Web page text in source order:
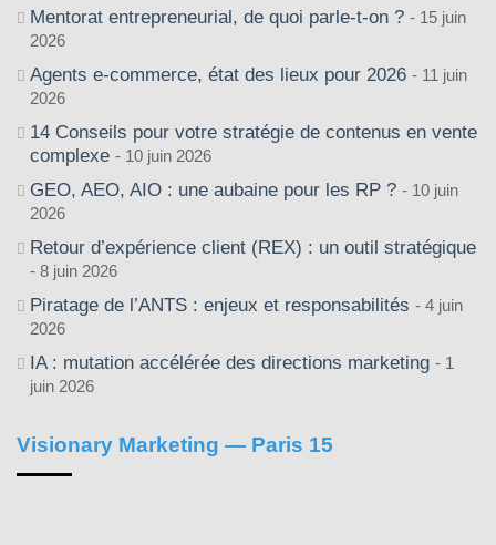
Mentorat entrepreneurial, de quoi parle-t-on ?
15 juin
2026
Agents e-commerce, état des lieux pour 2026
11 juin
2026
14 Conseils pour votre stratégie de contenus en vente
complexe
10 juin 2026
GEO, AEO, AIO : une aubaine pour les RP ?
10 juin
2026
Retour d’expérience client (REX) : un outil stratégique
8 juin 2026
Piratage de l’ANTS : enjeux et responsabilités
4 juin
2026
IA : mutation accélérée des directions marketing
1
juin 2026
Visionary Marketing — Paris 15